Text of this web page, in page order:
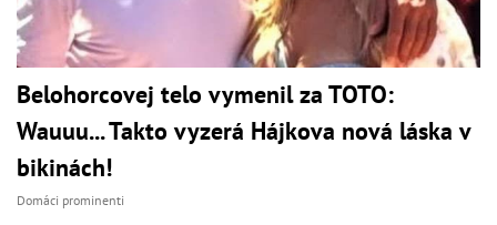
Belohorcovej telo vymenil za TOTO:
Wauuu... Takto vyzerá Hájkova nová láska v
bikinách!
Domáci prominenti